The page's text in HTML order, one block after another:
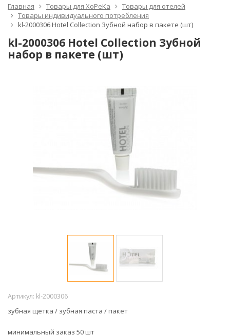
Главная Товары для ХоРеКа
Товары для отелей
Товары индивидуального потребления
kl-2000306 Hotel Collection Зубной набор в пакете (шт)
kl-2000306 Hotel Collection Зубной
набор в пакете (шт)
Артикул: kl-2000306
зубная щетка / зубная паста / пакет
минимальный заказ 50 шт